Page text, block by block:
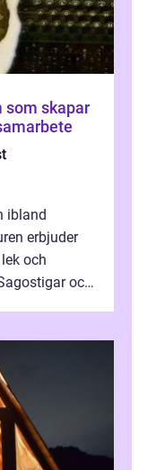
som skapar
ibland
erbjuder
och
och